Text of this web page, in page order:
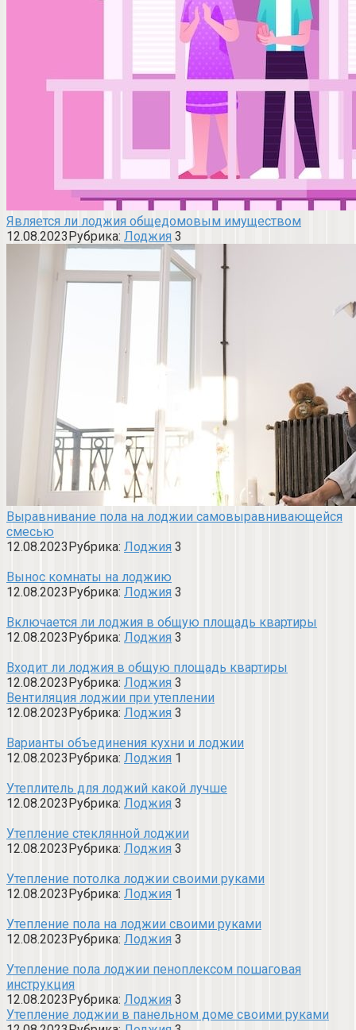
Является ли лоджия общедомовым имуществом
12.08.2023Рубрика: Лоджия 3
Выравнивание пола на лоджии самовыравнивающейся
смесью
12.08.2023Рубрика: Лоджия 3
Вынос комнаты на лоджию
12.08.2023Рубрика: Лоджия 3
Включается ли лоджия в общую площадь квартиры
12.08.2023Рубрика: Лоджия 3
Входит ли лоджия в общую площадь квартиры
12.08.2023Рубрика: Лоджия 3
Вентиляция лоджии при утеплении
12.08.2023Рубрика: Лоджия 3
Варианты объединения кухни и лоджии
12.08.2023Рубрика: Лоджия 1
Утеплитель для лоджий какой лучше
12.08.2023Рубрика: Лоджия 3
Утепление стеклянной лоджии
12.08.2023Рубрика: Лоджия 3
Утепление потолка лоджии своими руками
12.08.2023Рубрика: Лоджия 1
Утепление пола на лоджии своими руками
12.08.2023Рубрика: Лоджия 3
Утепление пола лоджии пеноплексом пошаговая
инструкция
12.08.2023Рубрика: Лоджия 3
Утепление лоджии в панельном доме своими руками